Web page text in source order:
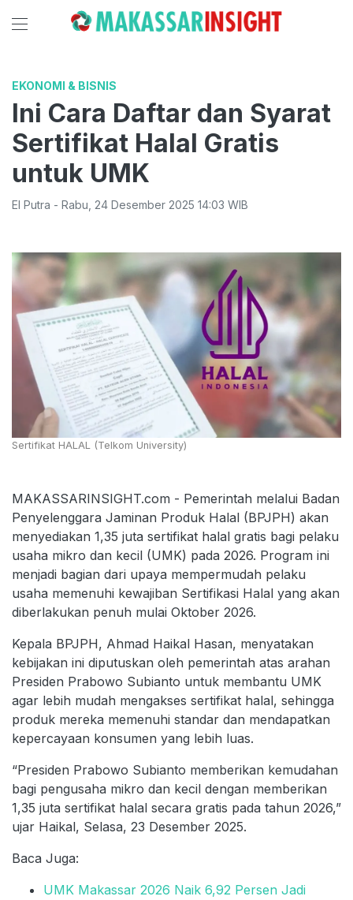
EKONOMI & BISNIS
Ini Cara Daftar dan Syarat
Sertifikat Halal Gratis
untuk UMK
El Putra - Rabu 24 Desember 2025 14:03 WIB
Sertifikat HALAL (Telkom University)
MAKASSARINSIGHT.com - Pemerintah melalui Badan
Penyelenggara Jaminan Produk Halal (BPJPH) akan
menyediakan 1,35 juta sertifikat halal gratis bagi pelaku
usaha mikro dan kecil (UMK) pada 2026. Program ini
menjadi bagian dari upaya mempermudah pelaku
usaha memenuhi kewajiban Sertifikasi Halal yang akan
diberlakukan penuh mulai Oktober 2026.
Kepala BPJPH, Ahmad Haikal Hasan, menyatakan
kebijakan ini diputuskan oleh pemerintah atas arahan
Presiden Prabowo Subianto untuk membantu UMK
agar lebih mudah mengakses sertifikat halal, sehingga
produk mereka memenuhi standar dan mendapatkan
kepercayaan konsumen yang lebih luas.
“Presiden Prabowo Subianto memberikan kemudahan
bagi pengusaha mikro dan kecil dengan memberikan
1,35 juta sertifikat halal secara gratis pada tahun 2026,”
ujar Haikal, Selasa, 23 Desember 2025.
Baca Juga:
UMK Makassar 2026 Naik 6,92 Persen Jadi